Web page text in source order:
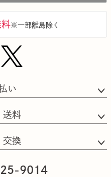
へ
※一部離島除く
い
送料
交換
9014